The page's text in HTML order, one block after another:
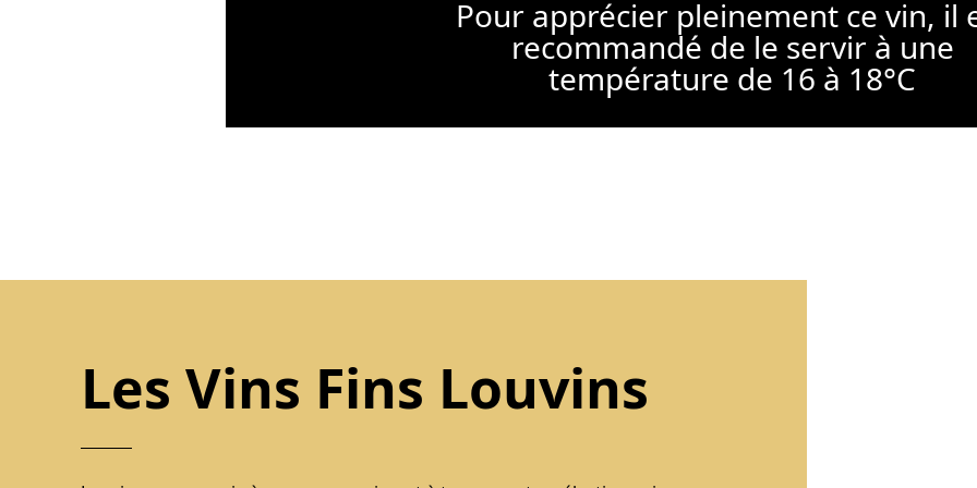
Pour apprécier pleinement ce vin, il
recommandé de le servir à une
température de 16 à 18°C
Les Vins Fins Louvins